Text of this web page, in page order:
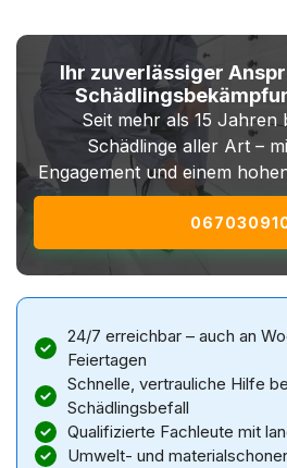
Ihr zuverlässiger
Seit mehr als 15 Jahren
Schädlinge aller Art –
Engagement und einem
24/7 erreichbar – auch an
Feiertagen
Schnelle, vertrauliche Hilfe
Schädlingsbefall
Qualifizierte Fachleute mit
Umwelt- und